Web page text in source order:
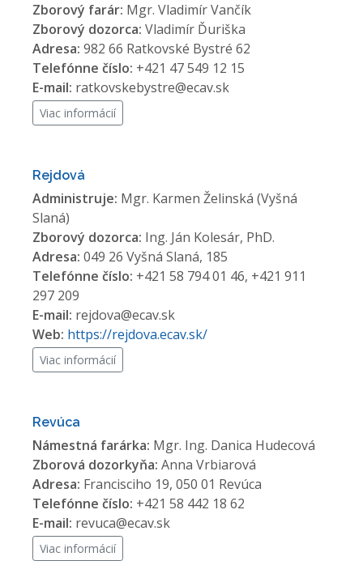
Zborový farár: Mgr. Vladimír Vančík
Zborový dozorca: Vladimír Ďuriška
Adresa: 982 66 Ratkovské Bystré 62
Telefónne číslo: +421 47 549 12 15
E-mail: ratkovskebystre@ecav.sk
Viac informácií
Rejdová
Administruje: Mgr. Karmen Želinská (Vyšná
Slaná)
Zborový dozorca: Ing. Ján Kolesár, PhD.
Adresa: 049 26 Vyšná Slaná, 185
Telefónne číslo: +421 58 794 01 46, +421 911
297 209
E-mail: rejdova@ecav.sk
Web: https://rejdova.ecav.sk/
Viac informácií
Revúca
Námestná farárka: Mgr. Ing. Danica Hudecová
Zborová dozorkyňa: Anna Vrbiarová
Adresa: Francisciho 19, 050 01 Revúca
Telefónne číslo: +421 58 442 18 62
E-mail: revuca@ecav.sk
Viac informácií